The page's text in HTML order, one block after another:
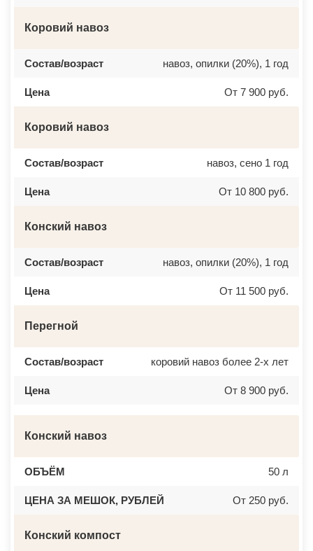
Коровий навоз
Состав/возраст навоз, опилки (20%), 1 год
Цена От 7 900 руб.
Коровий навоз
Состав/возраст навоз, сено 1 год
Цена От 10 800 руб.
Конский навоз
Состав/возраст навоз, опилки (20%), 1 год
Цена От 11 500 руб.
Перегной
Состав/возраст коровий навоз более 2-х лет
Цена От 8 900 руб.
Конский навоз
ОБЪЁМ 50 л
ЦЕНА ЗА МЕШОК, РУБЛЕЙ От 250 руб.
Конский компост